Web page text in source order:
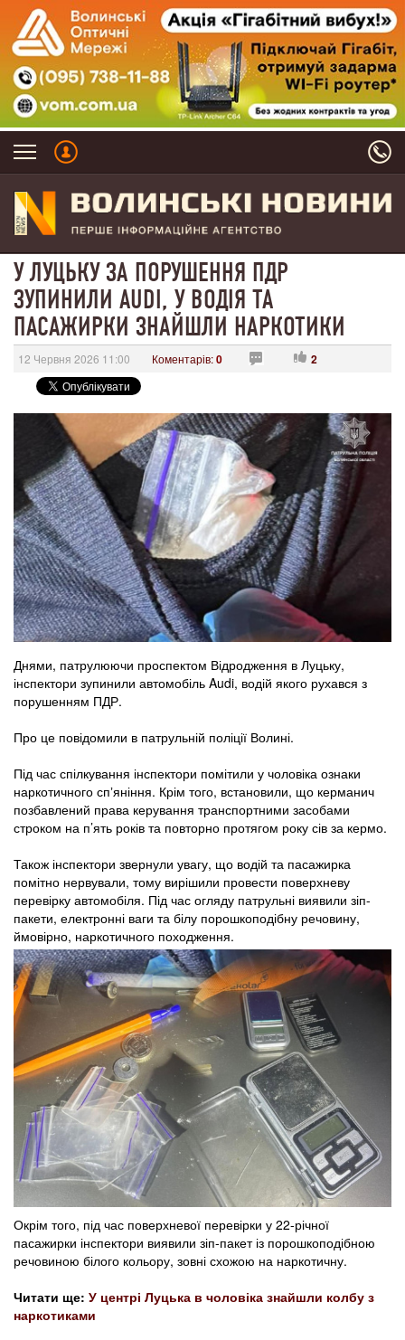
У ЛУЦЬКУ ЗА ПОРУШЕННЯ ПДР
ЗУПИНИЛИ AUDI, У ВОДІЯ ТА
ПАСАЖИРКИ ЗНАЙШЛИ НАРКОТИКИ
12 Червня 2026 11:00 Коментарів:0 2
Днями, патрулюючи проспектом Відродження в Луцьку,
інспектори зупинили автомобіль Audi, водій якого рухався з
порушенням ПДР.
Про це повідомили в патрульній поліції Волині.
Під час спілкування інспектори помітили у чоловіка ознаки
наркотичного спʼяніння. Крім того, встановили, що керманич
позбавлений права керування транспортними засобами
строком на п’ять років та повторно протягом року сів за кермо.
Також інспектори звернули увагу, що водій та пасажирка
помітно нервували, тому вирішили провести поверхневу
перевірку автомобіля. Під час огляду патрульні виявили зіп-
пакети, електронні ваги та білу порошкоподібну речовину,
ймовірно, наркотичного походження.
Окрім того, під час поверхневої перевірки у 22-річної
пасажирки інспектори виявили зіп-пакет із порошкоподібною
речовиною білого кольору, зовні схожою на наркотичну.
Читати ще: У центрі Луцька в чоловіка знайшли колбу з
наркотиками